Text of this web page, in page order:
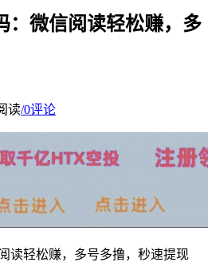
：微信阅读轻松赚，多
读/0评论
读轻松赚，多号多撸，秒速提现